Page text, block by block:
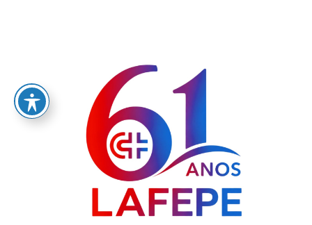
LABORATÓRIO FARMACÊUTICO DO ESTADO DE PERNAMBUCO
GOVERNADOR MIGUEL ARRAES - LAFEPE AVISO DE COTAÇÃO Nº0005/2021